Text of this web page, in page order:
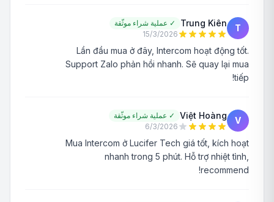
T
Trung Kiên
✓ عملية شراء موثّقة
15/3/2026
Lần đầu mua ở đây, Intercom hoạt động tốt.
Support Zalo phản hồi nhanh. Sẽ quay lại mua
tiếp!
V
Việt Hoàng
✓ عملية شراء موثّقة
6/3/2026
Mua Intercom ở Lucifer Tech giá tốt, kích hoạt
nhanh trong 5 phút. Hỗ trợ nhiệt tình,
recommend!